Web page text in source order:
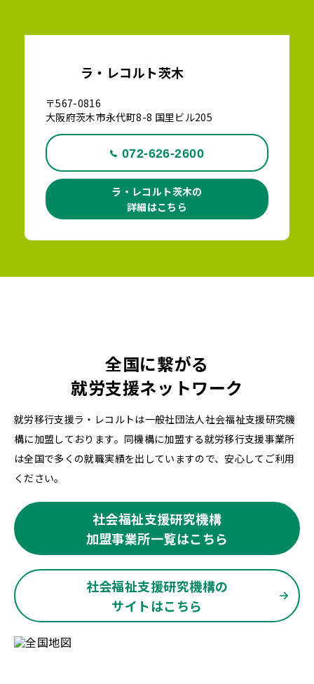
ラ・レコルト茨木
〒567-0816
大阪府茨木市永代町8-8 国里ビル205
072-626-2600
ラ・レコルト茨木の
詳細はこちら
全国に繋がる
就労支援ネットワーク
就労移行支援ラ・レコルトは一般社団法人社会福祉支援研究機
構に加盟しております。同機構に加盟する就労移行支援事業所
は全国で多くの就職実績を出していますので、安心してご利用
ください。
社会福祉支援研究機構
加盟事業所一覧はこちら
社会福祉支援研究機構の
サイトはこちら